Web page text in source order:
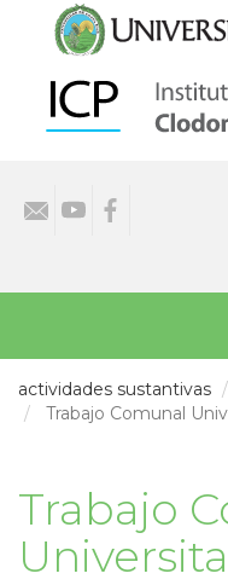
contenido
principal
your
actividades sustantivas
Trabajo Comunal
Trabajo